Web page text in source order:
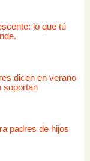
lo que tú
dicen en verano
soportan
padres de hijos